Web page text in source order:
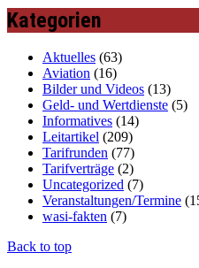
Kategorien
Aktuelles (63)
Aviation (16)
Bilder und Videos (13)
Geld- und Wertdienste (5)
Informatives (14)
Leitartikel (209)
Tarifrunden (77)
Tarifverträge (2)
Uncategorized (7)
Veranstaltungen/Termine
wasi-fakten (7)
Back to top